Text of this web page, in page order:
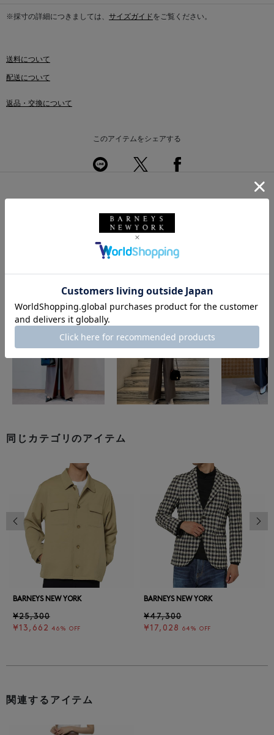
※採寸の詳細につきましては、 サイズガイドをご覧ください。
送料について
配送について
返品・交換について
このアイテムをシェアする
このアイテムを使用したスタイリング
同じカテゴリのアイテム
BARNEYS NEW YORK
¥25,300
¥13,662 46% OFF
BARNEYS NEW YORK
¥47,300
¥17,028
64% OFF
前の画像
関連するアイテム